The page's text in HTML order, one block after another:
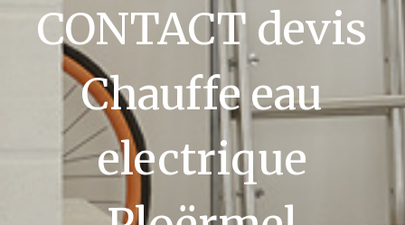
CONTACT devis
Chauffe eau
electrique